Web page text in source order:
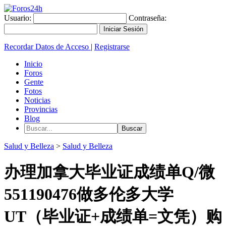
Usuario: Contraseña:
Recordar Datos de Acceso | Registrarse
Inicio
Foros
Gente
Fotos
Noticias
Provincias
Blog
Salud y Belleza > Salud y Belleza
办理加拿大毕业证成绩单Q/微
551190476做多伦多大学
UT（毕业证+成绩单=文凭）购